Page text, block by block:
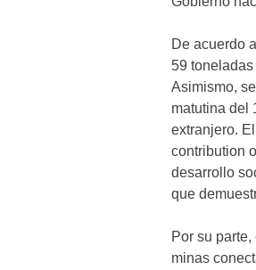
De acuerdo
59
Asimismo,
matutina del
extranjero.
contribution
desarrollo
que
Por su parte,
minas